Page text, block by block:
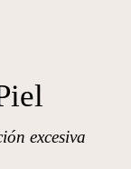
excesiva